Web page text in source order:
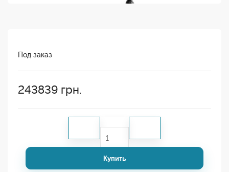
Под заказ
243839 грн.
Купить